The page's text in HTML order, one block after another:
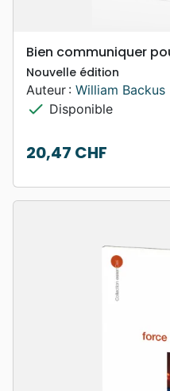
Bien communiquer
Nouvelle édition
Auteur : William Backus
check Disponible
Prix
20,47 CHF